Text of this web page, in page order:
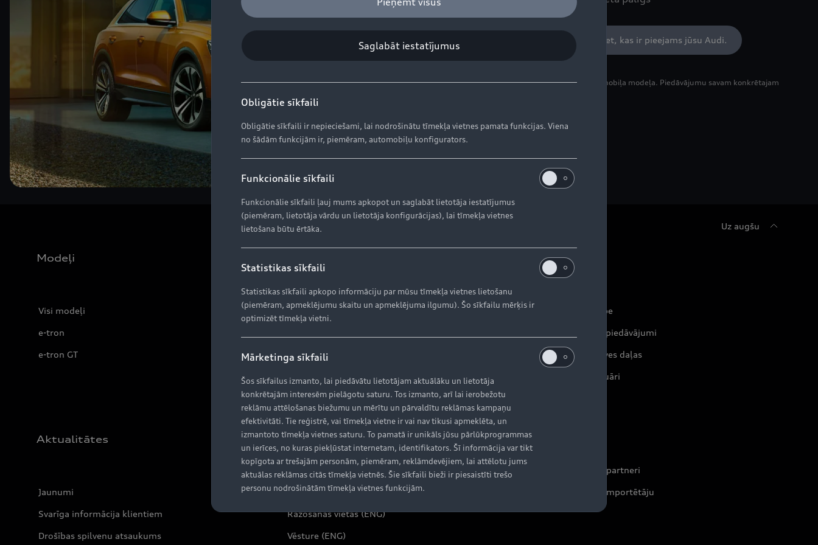
Reģistrējieties myAudi un noskaidrojiet, kas ir pieejams jūsu Audi.
Pieejamais aprīkojums var būt atkarīgs no automobiļa modeļa. Piedāvājumu savam konkrētajam
Uz augšu
Modeļi
Visi modeļi
e-tron
e-tron GT
Aktuālie piedāvājumi
Lietoti automobiļi
Audi Līzings
Audi serviss
Serviss un apkope
Aktuālie servisa piedāvājumi
Oriģinālās rezerves daļas
Oriģinālie aksesuāri
Aktualitātes
Jaunumi
Svarīga informācija klientiem
Drošības spilvenu atsaukums
AUDI AG
Par kompāniju (ENG)
Ražošanas vietas (ENG)
Vēsture (ENG)
Dīleri un servisa partneri
Informācija par importētāju
Saglabāt iestatījumus
Obligātie sīkfaili
Obligātie sīkfaili ir nepieciešami, lai nodrošinātu tīmekļa vietnes pamata funkcijas. Viena
no šādām funkcijām ir, piemēram, automobiļu konfigurators.
Funkcionālie sīkfaili
Funkcionālie sīkfaili ļauj mums apkopot un saglabāt lietotāja iestatījumus
(piemēram, lietotāja vārdu un lietotāja konfigurācijas), lai tīmekļa vietnes
lietošana būtu ērtāka.
Statistikas sīkfaili
Statistikas sīkfaili apkopo informāciju par mūsu tīmekļa vietnes lietošanu
(piemēram, apmeklējumu skaitu un apmeklējuma ilgumu). Šo sīkfailu mērķis ir
optimizēt tīmekļa vietni.
Mārketinga sīkfaili
Šos sīkfailus izmanto, lai piedāvātu lietotājam aktuālāku un lietotāja
konkrētajām interesēm pielāgotu saturu. Tos izmanto, arī lai ierobežotu
reklāmu attēlošanas biežumu un mērītu un pārvaldītu reklāmas kampaņu
efektivitāti. Tie reģistrē, vai tīmekļa vietne ir vai nav tikusi apmeklēta, un
izmantoto tīmekļa vietnes saturu. To pamatā ir unikāls jūsu pārlūkprogrammas
un ierīces, no kuras piekļūstat internetam, identifikators. Šī informācija var tikt
kopīgota ar trešajām personām, piemēram, reklāmdevējiem, lai attēlotu jums
aktuālas reklāmas citās tīmekļa vietnēs. Šie sīkfaili bieži ir piesaistīti trešo
personu nodrošinātām tīmekļa vietnes funkcijām.